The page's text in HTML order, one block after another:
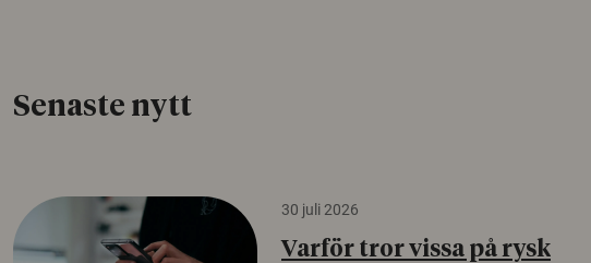
Senaste nytt
30 juli 2026
Varför tror vissa på rysk